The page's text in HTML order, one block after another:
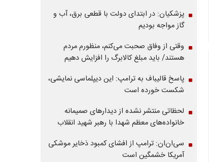
پزشکیان: در ابتدای دولت با قطعی برق، آب و
گاز مواجه بودیم
وقتی از وفاق صحبت می‌کنم، منظورم مردم
هستند/ باید مبلغ کالابرگ را افزایش دهیم
پاسخ قالیباف به ترامپ: این دیپلماسی نمایشی،
شکست خورده است
لحظاتی منتشر نشده از دیدارهای صمیمانه
خانواده‌های معظم شهدا با رهبر شهید انقلاب
سی‌ان‌ان: ترامپ از افشای کمبود ذخایر موشکی
آمریکا خشمگین است